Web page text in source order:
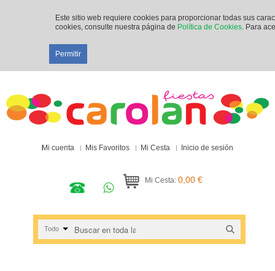
Este sitio web requiere cookies para proporcionar todas sus
cookies, consulte nuestra página de Política de Cookies. Para
Permitir
Mi cuenta Mis Favoritos Mi Cesta Inicio de sesión
Mi Cesta: 0,00 €
Todo